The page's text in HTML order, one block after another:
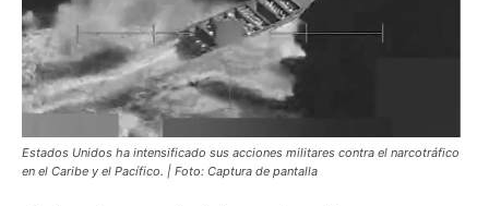
Estados Unidos ha intensificado sus acciones militares contra el narcotráfico
en el Caribe y el Pacífico. | Foto: Captura de pantalla